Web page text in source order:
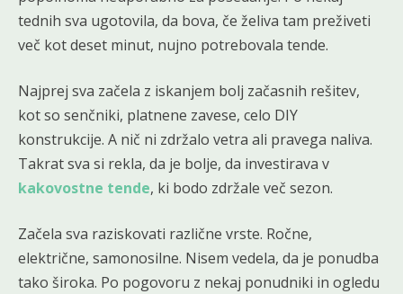
tednih sva ugotovila, da bova, če želiva tam preživeti
več kot deset minut, nujno potrebovala tende.
Najprej sva začela z iskanjem bolj začasnih rešitev,
kot so senčniki, platnene zavese, celo DIY
konstrukcije. A nič ni zdržalo vetra ali pravega naliva.
Takrat sva si rekla, da je bolje, da investirava v
kakovostne tende, ki bodo zdržale več sezon.
Začela sva raziskovati različne vrste. Ročne,
električne, samonosilne. Nisem vedela, da je ponudba
tako široka. Po pogovoru z nekaj ponudniki in ogledu